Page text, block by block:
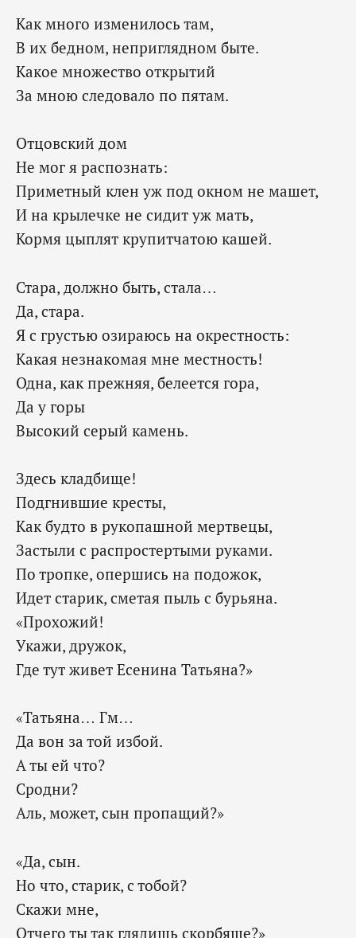
Как много изменилось там,
В их бедном, неприглядном быте.
Какое множество открытий
За мною следовало по пятам.
Отцовский дом
Не мог я распознать:
Приметный клен уж под окном не машет,
И на крылечке не сидит уж мать,
Кормя цыплят крупитчатою кашей.
Стара, должно быть, стала…
Да, стара.
Я с грустью озираюсь на окрестность:
Какая незнакомая мне местность!
Одна, как прежняя, белеется гора,
Да у горы
Высокий серый камень.
Здесь кладбище!
Подгнившие кресты,
Как будто в рукопашной мертвецы,
Застыли с распростертыми руками.
По тропке, опершись на подожок,
Идет старик, сметая пыль с бурьяна.
«Прохожий!
Укажи, дружок,
Где тут живет Есенина Татьяна?»
«Татьяна… Гм…
Да вон за той избой.
А ты ей что?
Сродни?
Аль, может, сын пропащий?»
«Да, сын.
Но что, старик, с тобой?
Скажи мне,
Отчего ты так глядишь скорбяще?»